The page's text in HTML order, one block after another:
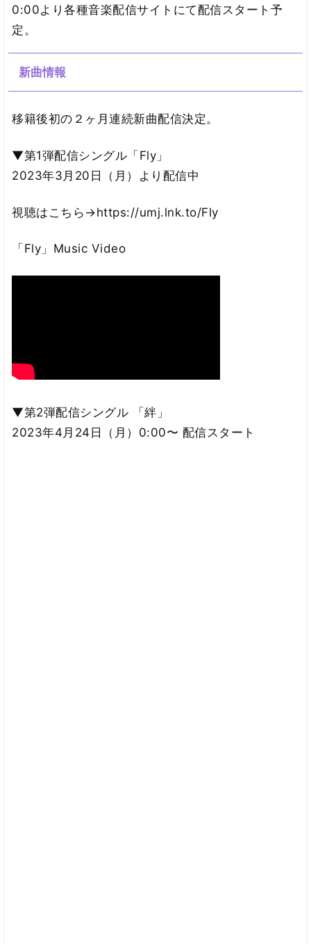
0:00より各種音楽配信サイトにて配信スタート予
定。
新曲情報
移籍後初の２ヶ月連続新曲配信決定。
▼第1弾配信シングル「Fly」
2023年3月20日（月）より配信中
視聴はこちら→https://umj.lnk.to/Fly
「Fly」Music Video
▼第2弾配信シングル 「絆」
2023年4月24日（月）0:00〜 配信スタート